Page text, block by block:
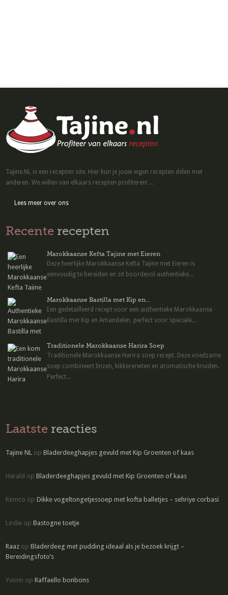
Tajine.NL is een recepten site. Hier kun je jouw eigen recepten delen met
anderen. We willen van elkaars recepten profiteren! ...
Lees meer over ons
Recente recepten
Marokkaanse Kefta Tajine met Eieren
Deze heerlijke Marokkaanse Kefta Tajine met Eieren is
eenvoudig te bereiden en zit boordevol authentieke...
Marokkaanse Bastilla met Kip en...
Een gedetailleerd recept voor een authentieke Marokkaanse
Bastilla met Kip en Amandelen, perfect voor speciale...
Traditionele Marokkaanse Harira Soep
Traditionele Marokkaanse Harira soep recept. Deze voedzame
soep combineert linzen, kikkererwten en aromatische kruiden.
Perfect...
Laatste reacties
Tajine NL opBladerdeeghapjes gevuld met Kip Groenten of kaas
Harald opBladerdeeghapjes gevuld met Kip Groenten of kaas
Remco opDikke vogeltongetjessoep met kofta balletjes – sehriye corbasi
Leslie opBastogne toetje
Raaz opBladerdeeg met pudding ideaal als je bezoek krijgt –
Bereidingsfoto’s
Yvonn opRaffaello bonbons